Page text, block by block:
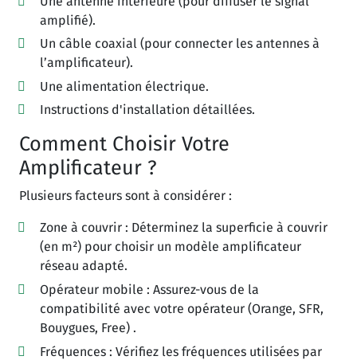
amplifié).
Un câble coaxial (pour connecter les antennes à
l’amplificateur).
Une alimentation électrique.
Instructions d'installation détaillées.
Comment Choisir Votre
Amplificateur ?
Plusieurs facteurs sont à considérer :
Zone à couvrir : Déterminez la superficie à couvrir
(en m²) pour choisir un modèle amplificateur
réseau adapté.
Opérateur mobile : Assurez-vous de la
compatibilité avec votre opérateur (Orange, SFR,
Bouygues, Free) .
Fréquences : Vérifiez les fréquences utilisées par